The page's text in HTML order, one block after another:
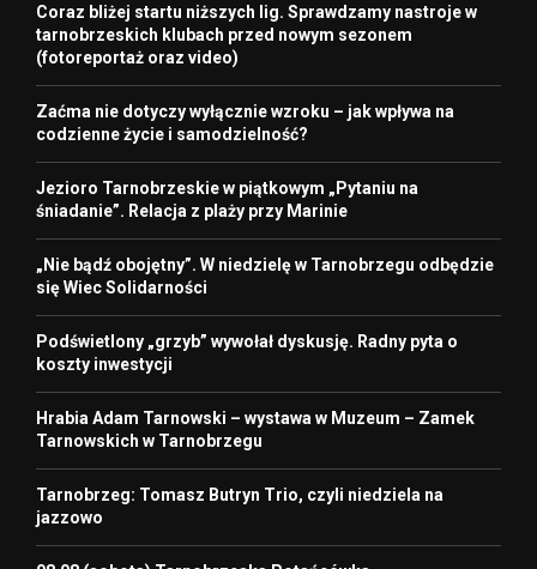
Coraz bliżej startu niższych lig. Sprawdzamy nastroje w
tarnobrzeskich klubach przed nowym sezonem
(fotoreportaż oraz video)
Zaćma nie dotyczy wyłącznie wzroku – jak wpływa na
codzienne życie i samodzielność?
Jezioro Tarnobrzeskie w piątkowym „Pytaniu na
śniadanie”. Relacja z plaży przy Marinie
„Nie bądź obojętny”. W niedzielę w Tarnobrzegu odbędzie
się Wiec Solidarności
Podświetlony „grzyb” wywołał dyskusję. Radny pyta o
koszty inwestycji
Hrabia Adam Tarnowski – wystawa w Muzeum – Zamek
Tarnowskich w Tarnobrzegu
Tarnobrzeg: Tomasz Butryn Trio, czyli niedziela na
jazzowo